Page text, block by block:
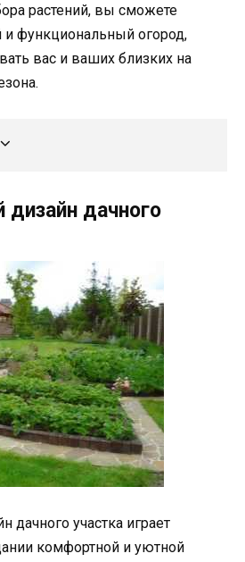
растений, вы сможете
и функциональный огород,
вас и ваших близких на
дачного
участка играет
комфортной и уютной